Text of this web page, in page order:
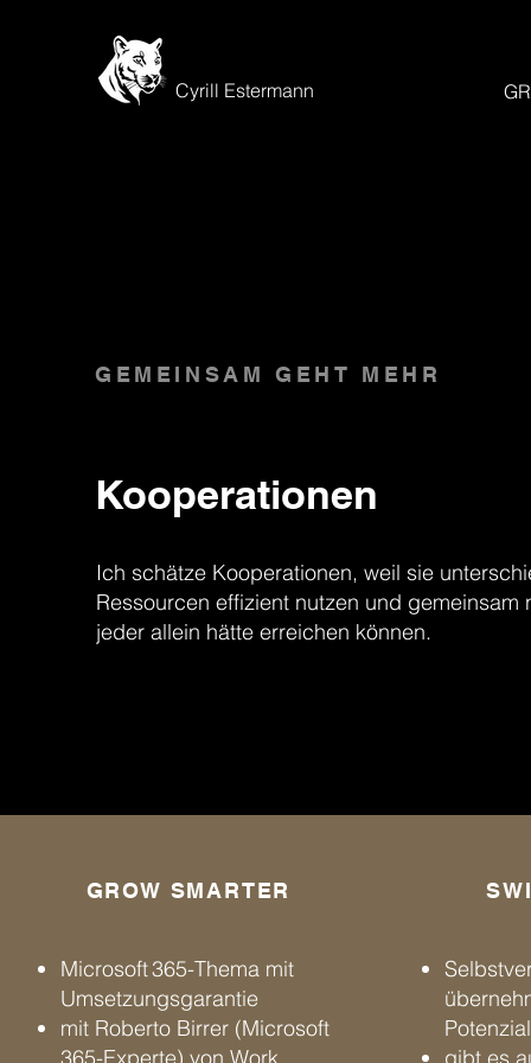
Cyrill Estermann
GEMEINSAM GEHT MEHR
Kooperationen
Ich schätze Kooperationen, weil sie
Ressourcen effizient nutzen und
jeder allein hätte erreichen können.
GROW SMARTER
Microsoft 365-Thema mit
Umsetzungsgarantie
mit Roberto Birrer (Microsoft